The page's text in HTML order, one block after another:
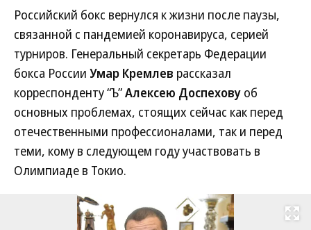
Российский бокс вернулся к жизни после паузы,
связанной с пандемией коронавируса, серией
турниров. Генеральный секретарь Федерации
бокса России Умар Кремлев рассказал
корреспонденту “Ъ”Алексею Доспехову об
основных проблемах, стоящих сейчас как перед
отечественными профессионалами, так и перед
теми, кому в следующем году участвовать в
Олимпиаде в Токио.
Развернуть